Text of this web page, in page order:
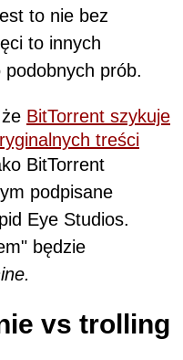
to nie bez
to innych
prób.
BitTorrent szykuje
treści
BitTorrent
podpisane
Eye Studios.
będzie
vs trolling